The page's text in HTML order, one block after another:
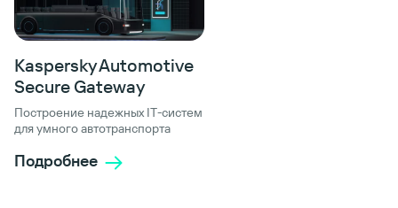
Kaspersky Automotive
Secure Gateway
Построение надежных IT-систем
для умного автотранспорта
Подробнее